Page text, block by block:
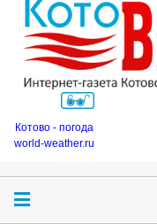
Котово - погода
world-weather.ru